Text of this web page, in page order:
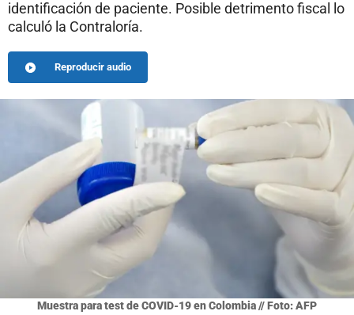
identificación de paciente. Posible detrimento fiscal lo
calculó la Contraloría.
Reproducir audio
Muestra para test de COVID-19 en Colombia // Foto: AFP